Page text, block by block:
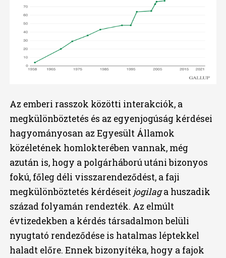
Az emberi rasszok közötti interakciók, a
megkülönböztetés és az egyenjogúság kérdései
hagyományosan az Egyesült Államok
közéletének homlokterében vannak, még
azután is, hogy a polgárháború utáni bizonyos
fokú, főleg déli visszarendeződést, a faji
megkülönböztetés kérdéseit jogilaga huszadik
század folyamán rendezték. Az elmúlt
évtizedekben a kérdés társadalmon belüli
nyugtató rendeződése is hatalmas léptekkel
haladt előre. Ennek bizonyítéka, hogy a fajok